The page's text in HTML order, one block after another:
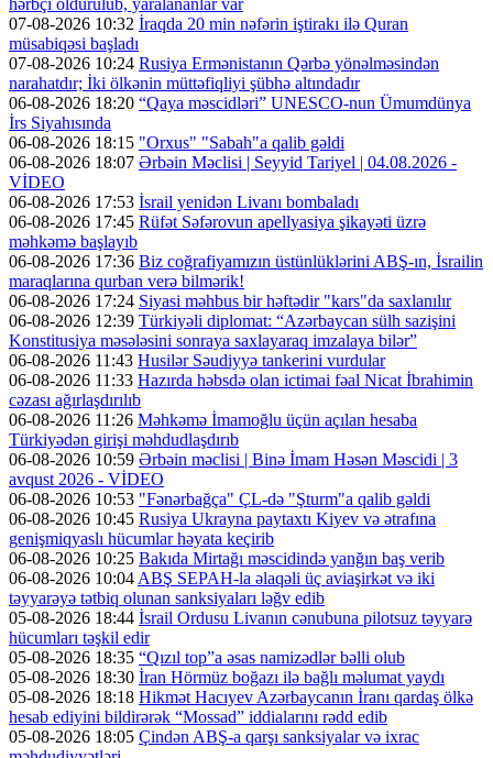
hərbçi öldürülüb, yaralananlar var
07-08-2026 10:32 İraqda 20 min nəfərin iştirakı ilə Quran
müsabiqəsi başladı
07-08-2026 10:24 Rusiya Ermənistanın Qərbə yönəlməsindən
narahatdır; İki ölkənin müttəfiqliyi şübhə altındadır
06-08-2026 18:20 “Qaya məscidləri” UNESCO-nun Ümumdünya
İrs Siyahısında
06-08-2026 18:15 "Orxus" "Sabah"a qalib gəldi
06-08-2026 18:07 Ərbəin Məclisi | Seyyid Tariyel | 04.08.2026 -
VİDEO
06-08-2026 17:53 İsrail yenidən Livanı bombaladı
06-08-2026 17:45 Rüfət Səfərovun apellyasiya şikayəti üzrə
məhkəmə başlayıb
06-08-2026 17:36 Biz coğrafiyamızın üstünlüklərini ABŞ-ın, İsrailin
maraqlarına qurban verə bilmərik!
06-08-2026 17:24 Siyasi məhbus bir həftədir "kars"da saxlanılır
06-08-2026 12:39 Türkiyəli diplomat: “Azərbaycan sülh sazişini
Konstitusiya məsələsini sonraya saxlayaraq imzalaya bilər”
06-08-2026 11:43 Husilər Səudiyyə tankerini vurdular
06-08-2026 11:33 Hazırda həbsdə olan ictimai fəal Nicat İbrahimin
cəzası ağırlaşdırılıb
06-08-2026 11:26 Məhkəmə İmamoğlu üçün açılan hesaba
Türkiyədən girişi məhdudlaşdırıb
06-08-2026 10:59 Ərbəin məclisi | Binə İmam Həsən Məscidi | 3
avqust 2026 - VİDEO
06-08-2026 10:53 "Fənərbağça" ÇL-də "Şturm"a qalib gəldi
06-08-2026 10:45 Rusiya Ukrayna paytaxtı Kiyev və ətrafına
genişmiqyaslı hücumlar həyata keçirib
06-08-2026 10:25 Bakıda Mirtağı məscidində yanğın baş verib
06-08-2026 10:04 ABŞ SEPAH-la əlaqəli üç aviaşirkət və iki
təyyarəyə tətbiq olunan sanksiyaları ləğv edib
05-08-2026 18:44 İsrail Ordusu Livanın cənubuna pilotsuz təyyarə
hücumları təşkil edir
05-08-2026 18:35 “Qızıl top”a əsas namizədlər bəlli olub
05-08-2026 18:30 İran Hörmüz boğazı ilə bağlı məlumat yaydı
05-08-2026 18:18 Hikmət Hacıyev Azərbaycanın İranı qardaş ölkə
hesab ediyini bildirərək “Mossad” iddialarını rədd edib
05-08-2026 18:05 Çindən ABŞ-a qarşı sanksiyalar və ixrac